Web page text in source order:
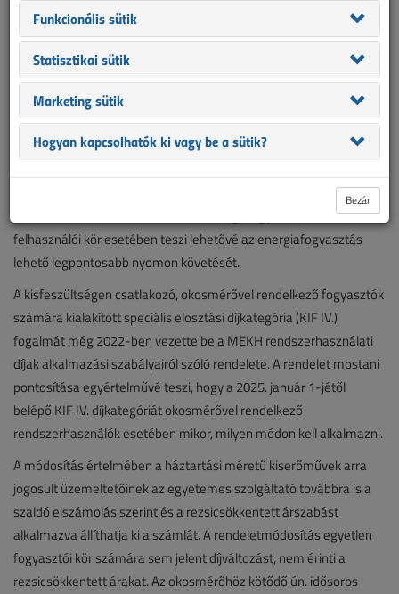
A Magyar Energetikai és Közmű-szabályozási Hivatal módosította
a villamos energia rendszerhasználati díjak alkalmazási
szabályairól szóló 10/2016. (XI. 14.) MEKH rendeletét. A
szabályozás pontosítja az okosmérővel rendelkező fogyasztók
idősoros elszámolását lehetővé tévő részletszabályokat, továbbá
elősegíti, hogy az elosztók rugalmasabb időkeretben biztosítsák a
külön mért bojlerek vezérlését.
Az okosmérők által biztosított technológia egyre szélesebb
felhasználói kör esetében teszi lehetővé az energiafogyasztás
lehető legpontosabb nyomon követését.
A kisfeszültségen csatlakozó, okosmérővel rendelkező fogyasztók
számára kialakított speciális elosztási díjkategória (KIF IV.)
fogalmát még 2022-ben vezette be a MEKH rendszerhasználati
díjak alkalmazási szabályairól szóló rendelete. A rendelet mostani
pontosítása egyértelművé teszi, hogy a 2025. január 1-jétől
belépő KIF IV. díjkategóriát okosmérővel rendelkező
rendszerhasználók esetében mikor, milyen módon kell alkalmazni.
A módosítás értelmében a háztartási méretű kiserőművek arra
jogosult üzemeltetőinek az egyetemes szolgáltató továbbra is a
szaldó elszámolás szerint és a rezsicsökkentett árszabást
alkalmazva állíthatja ki a számlát. A rendeletmódosítás egyetlen
fogyasztói kör számára sem jelent díjváltozást, nem érinti a
rezsicsökkentett árakat. Az okosmérőhöz kötődő ún. idősoros
Funkcionális sütik
Statisztikai sütik
Marketing sütik
Hogyan kapcsolhatók ki vagy be a sütik?
Bezár